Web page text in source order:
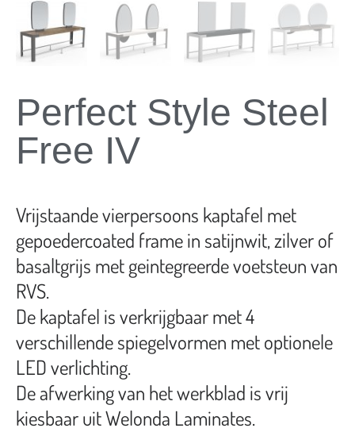
Perfect Style Steel
Free IV
Vrijstaande vierpersoons kaptafel met
gepoedercoated frame in satijnwit, zilver of
basaltgrijs met geintegreerde voetsteun van
RVS.
De kaptafel is verkrijgbaar met 4
verschillende spiegelvormen met optionele
LED verlichting.
De afwerking van het werkblad is vrij
kiesbaar uit Welonda Laminates.